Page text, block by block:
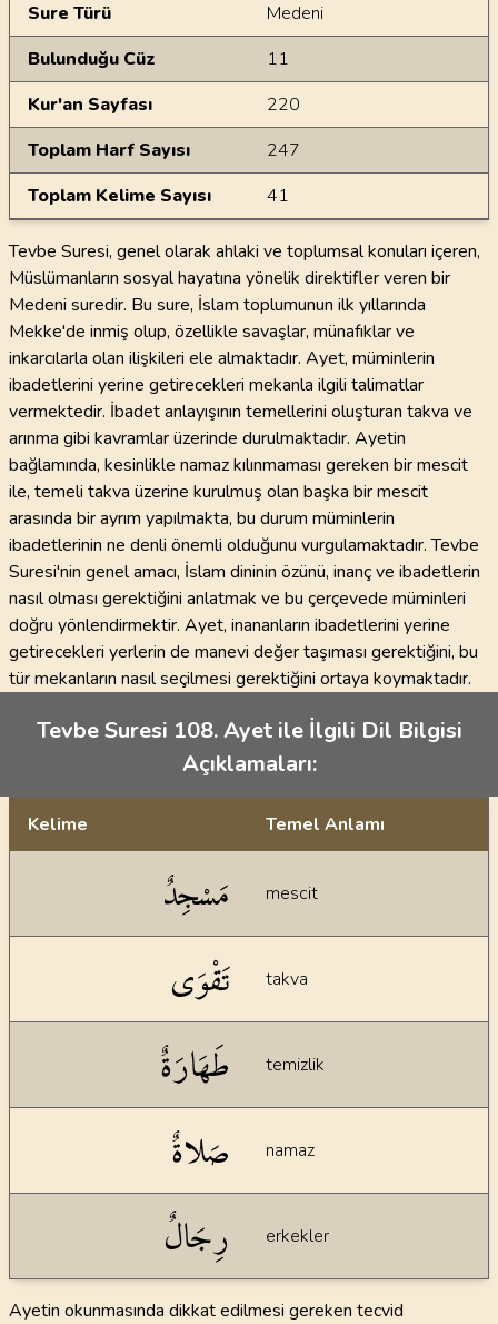
Sure Türü
Medeni
Bulunduğu Cüz
11
Kur'an Sayfası
220
Toplam Harf Sayısı
247
Toplam Kelime Sayısı
41
Tevbe Suresi, genel olarak ahlaki ve toplumsal konuları içeren,
Müslümanların sosyal hayatına yönelik direktifler veren bir
Medeni suredir. Bu sure, İslam toplumunun ilk yıllarında
Mekke'de inmiş olup, özellikle savaşlar, münafıklar ve
inkarcılarla olan ilişkileri ele almaktadır. Ayet, müminlerin
ibadetlerini yerine getirecekleri mekanla ilgili talimatlar
vermektedir. İbadet anlayışının temellerini oluşturan takva ve
arınma gibi kavramlar üzerinde durulmaktadır. Ayetin
bağlamında, kesinlikle namaz kılınmaması gereken bir mescit
ile, temeli takva üzerine kurulmuş olan başka bir mescit
arasında bir ayrım yapılmakta, bu durum müminlerin
ibadetlerinin ne denli önemli olduğunu vurgulamaktadır. Tevbe
Suresi'nin genel amacı, İslam dininin özünü, inanç ve ibadetlerin
nasıl olması gerektiğini anlatmak ve bu çerçevede müminleri
doğru yönlendirmektir. Ayet, inananların ibadetlerini yerine
getirecekleri yerlerin de manevi değer taşıması gerektiğini, bu
tür mekanların nasıl seçilmesi gerektiğini ortaya koymaktadır.
Tevbe Suresi 108. Ayet ile İlgili Dil Bilgisi
Açıklamaları:
Kelime Temel Anlamı
مَسْجِدٌ mescit
تَقْوَى takva
طَهَارَةٌ temizlik
صَلاةٌ namaz
رِجَالٌ erkekler
Ayetin okunmasında dikkat edilmesi gereken tecvid